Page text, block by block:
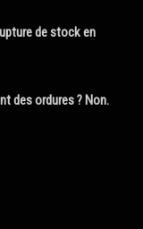
de stock en
des ordures ? Non.